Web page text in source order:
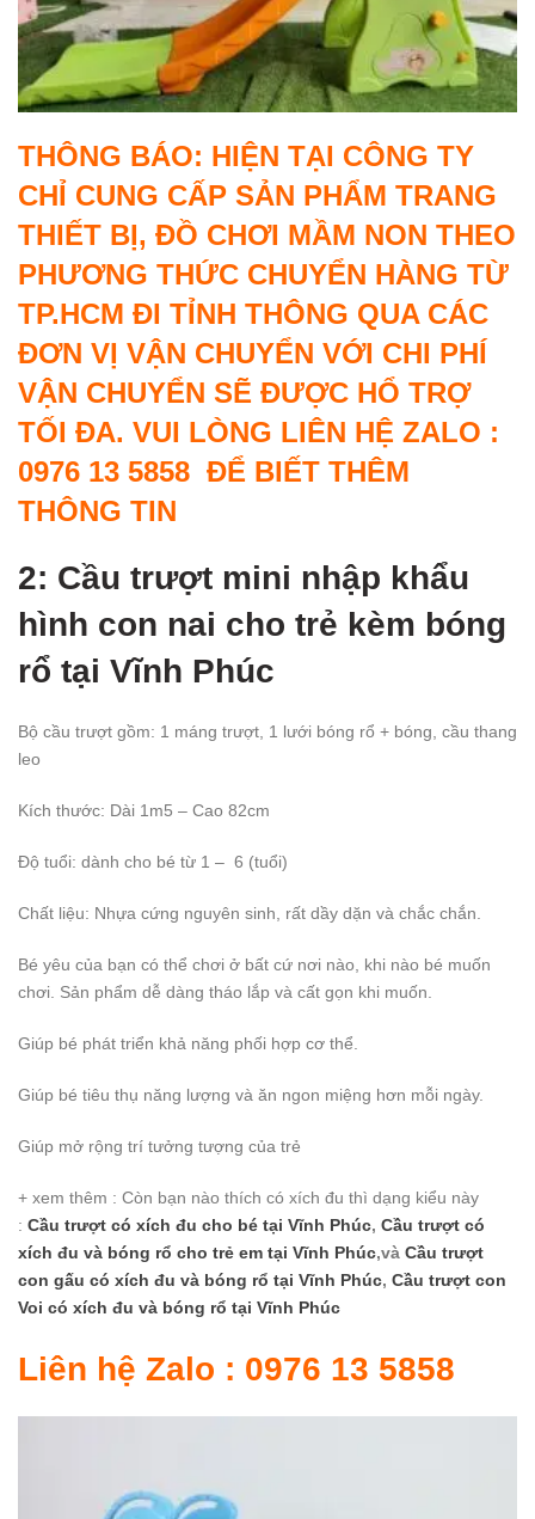
THÔNG BÁO: HIỆN TẠI CÔNG TY
CHỈ CUNG CẤP SẢN PHẨM TRANG
THIẾT BỊ, ĐỒ CHƠI MẦM NON THEO
PHƯƠNG THỨC CHUYỂN HÀNG TỪ
TP.HCM ĐI TỈNH THÔNG QUA CÁC
ĐƠN VỊ VẬN CHUYỂN VỚI CHI PHÍ
VẬN CHUYỂN SẼ ĐƯỢC HỔ TRỢ
TỐI ĐA. VUI LÒNG LIÊN HỆ ZALO :
0976 13 5858 ĐỂ BIẾT THÊM
THÔNG TIN
2: Cầu trượt mini nhập khẩu
hình con nai cho trẻ kèm bóng
rổ tại Vĩnh Phúc
Bộ cầu trượt gồm: 1 máng trượt, 1 lưới bóng rổ + bóng, cầu thang
leo
Kích thước: Dài 1m5 – Cao 82cm
Độ tuổi: dành cho bé từ 1 – 6 (tuổi)
Chất liệu: Nhựa cứng nguyên sinh, rất dầy dặn và chắc chắn.
Bé yêu của bạn có thể chơi ở bất cứ nơi nào, khi nào bé muốn
chơi. Sản phẩm dễ dàng tháo lắp và cất gọn khi muốn.
Giúp bé phát triển khả năng phối hợp cơ thể.
Giúp bé tiêu thụ năng lượng và ăn ngon miệng hơn mỗi ngày.
Giúp mở rộng trí tưởng tượng của trẻ
+ xem thêm : Còn bạn nào thích có xích đu thì dạng kiểu này
: Cầu trượt có xích đu cho bé tại Vĩnh Phúc, Cầu trượt có
xích đu và bóng rổ cho trẻ em tại Vĩnh Phúc,và Cầu trượt
con gấu có xích đu và bóng rổ tại Vĩnh Phúc, Cầu trượt con
Voi có xích đu và bóng rổ tại Vĩnh Phúc
Liên hệ Zalo : 0976 13 5858